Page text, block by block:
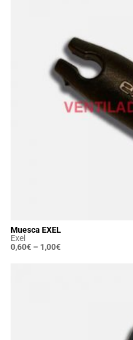
Muesca EXEL
Exel
0,60€– 1,00€